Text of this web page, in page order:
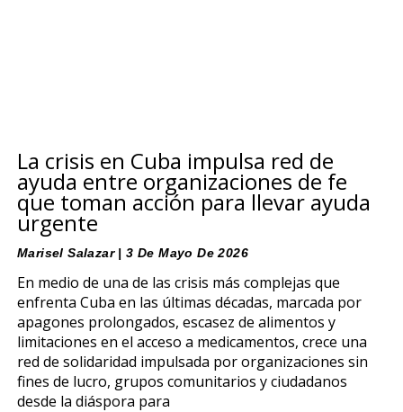
La crisis en Cuba impulsa red de
ayuda entre organizaciones de fe
que toman acción para llevar ayuda
urgente
Marisel Salazar 3 De Mayo De 2026
En medio de una de las crisis más complejas que
enfrenta Cuba en las últimas décadas, marcada por
apagones prolongados, escasez de alimentos y
limitaciones en el acceso a medicamentos, crece una
red de solidaridad impulsada por organizaciones sin
fines de lucro, grupos comunitarios y ciudadanos
desde la diáspora para